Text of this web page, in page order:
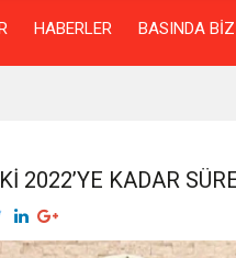
HABERLER BASINDA BIZ
2022’YE KADAR